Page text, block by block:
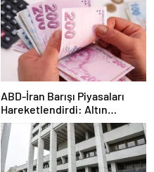
ABD-İran Barışı Piyasaları
Hareketlendirdi: Altın
Zirveye Çıkarken Petrol
Geriledi